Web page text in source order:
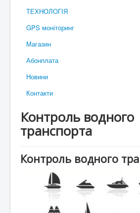
ТЕХНОЛОГІЯ
GPS моніторинг
Магазин
Абонплата
Новини
Контакти
Контроль водного
транспорта
Контроль водного